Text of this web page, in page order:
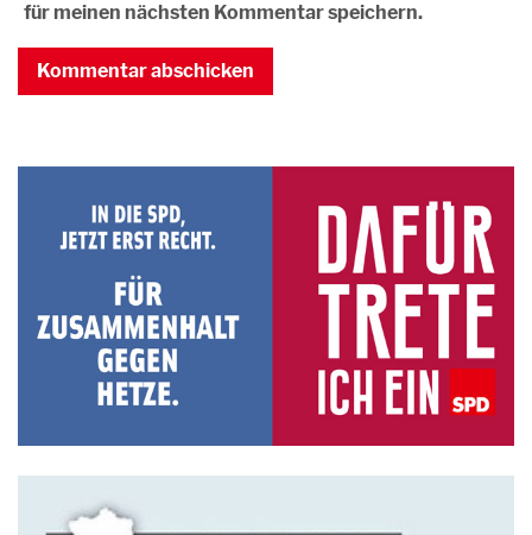
für meinen nächsten Kommentar speichern.